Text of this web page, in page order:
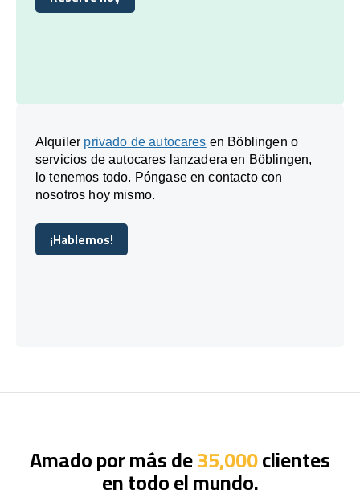
Reserve hoy
Alquiler privado de autocares en Böblingen o
servicios de autocares lanzadera en Böblingen,
lo tenemos todo. Póngase en contacto con
nosotros hoy mismo.
¡Hablemos!
¡Hablemos!
Amado por más de35,000clientes
en todo el mundo.